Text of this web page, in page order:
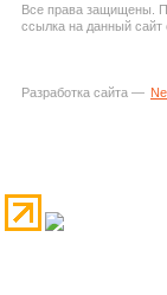
Все права защищены.
ссылка на данный сайт
Разработка сайта —